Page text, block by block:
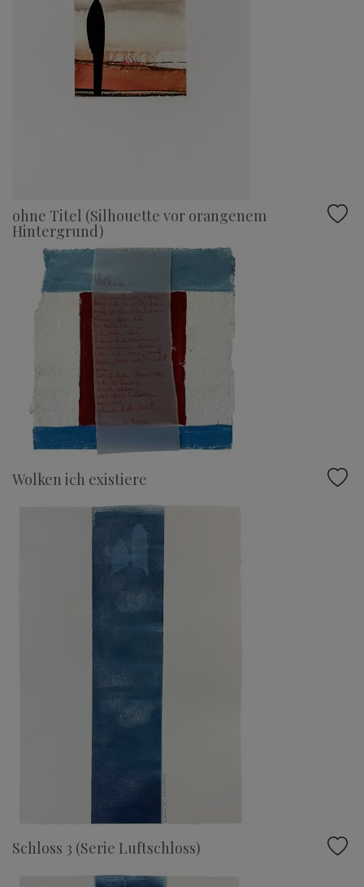
ohne Titel (Silhouette vor orangenem
Hintergrund)
Wolken ich existiere
Schloss 3 (Serie Luftschloss)